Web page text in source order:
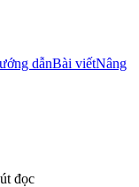
dẫnBài viếtNâng
đọc